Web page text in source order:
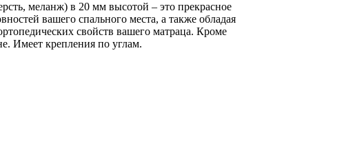
меланж) в 20 мм высотой – это прекрасное
вашего спального места, а также обладая
свойств вашего матраца. Кроме
Имеет крепления по углам.